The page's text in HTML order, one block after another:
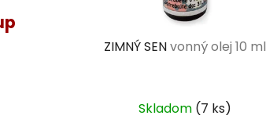
ZIMNÝ SENvonný olej 10 ml
Skladom (7 ks)